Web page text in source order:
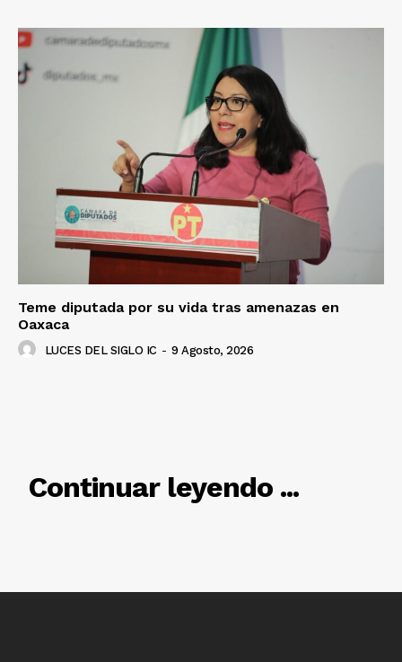
Teme diputada por su vida tras amenazas en
Oaxaca
LUCES DEL SIGLO IC - 9 Agosto, 2026
Continuar leyendo ...
RELACIONADO